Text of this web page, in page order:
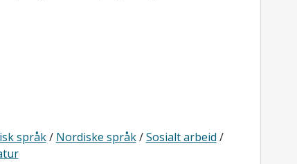
språk/ Nordiske språk/Sosialt arbeid /